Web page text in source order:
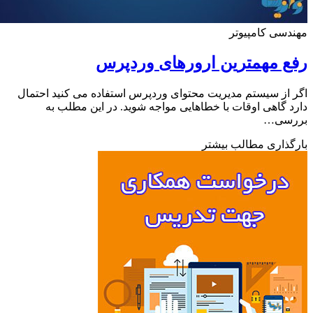
کامپیوتر
مهمترین ارورهای وردپرس
از سیستم مدیریت محتوای وردپرس استفاده می کنید احتمال
گاهی اوقات با خطاهایی مواجه شوید. در این مطلب به
مطالب بیشتر